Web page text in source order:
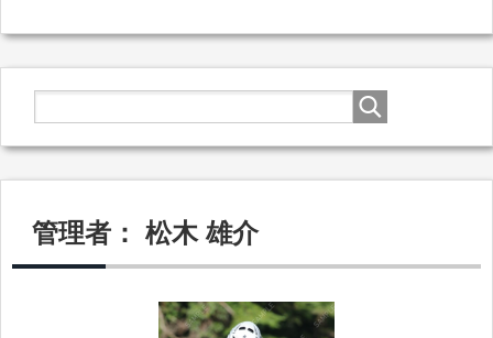
管理者： 松木 雄介